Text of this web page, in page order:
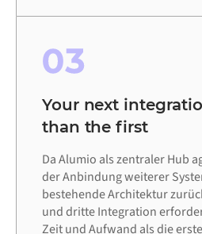
03
Your next
than the first
Da Alumio als zentraler Hub
der Anbindung weiterer
bestehende Architektur
und dritte Integration
Zeit und Aufwand als die